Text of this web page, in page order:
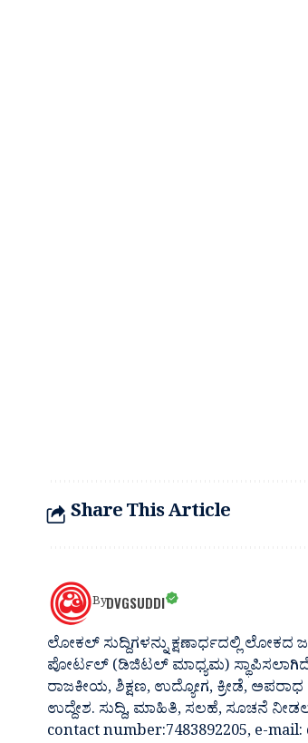
Share This Article
ByDVGSUDDI
ಲೋಕಲ್ ಸುದ್ದಿಗಳನ್ನು ಕ್ಷಣಾರ್ಧದಲ್ಲಿ
ಪೋರ್ಟಲ್ (ಡಿಜಿಟಲ್ ಮಾಧ್ಯಮ)
ರಾಜಕೀಯ, ಶಿಕ್ಷಣ, ಉದ್ಯೋಗ, ಕ್ರೀಡೆ, ಅಪರಾಧ
ಉದ್ದೇಶ. ಸುದ್ದಿ, ಮಾಹಿತಿ, ಸಲಹೆ, ಸೂಚನೆ
contact number:7483892205, e-